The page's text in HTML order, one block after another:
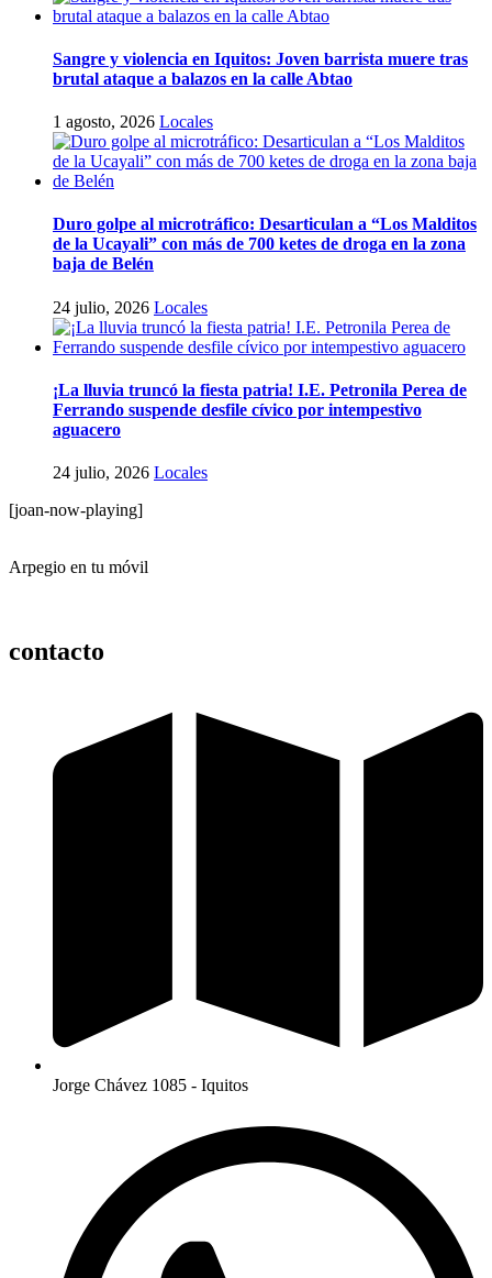
Sangre y violencia en Iquitos: Joven barrista muere tras
brutal ataque a balazos en la calle Abtao
1 agosto, 2026 Locales
Duro golpe al microtráfico: Desarticulan a “Los Malditos
de la Ucayali” con más de 700 ketes de droga en la zona
baja de Belén
24 julio, 2026 Locales
¡La lluvia truncó la fiesta patria! I.E. Petronila Perea de
Ferrando suspende desfile cívico por intempestivo
aguacero
24 julio, 2026 Locales
[joan-now-playing]
Arpegio en tu móvil
contacto
Jorge Chávez 1085 - Iquitos